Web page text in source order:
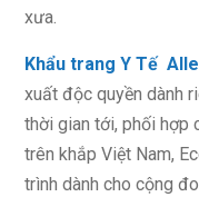
xưa.
Khẩu trang Y Tế
xuất độc quyền dành
thời gian tới, phối hợp
trên khắp Việt Nam,
trình dành cho cộng